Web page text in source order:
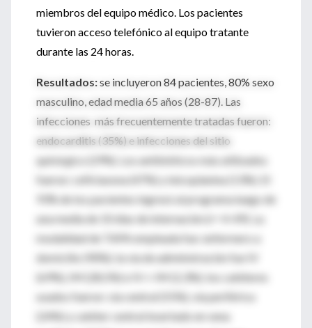
miembros del equipo médico. Los pacientes
tuvieron acceso telefónico al equipo tratante
durante las 24 horas.
Resultados:se incluyeron 84 pacientes, 80% sexo
masculino, edad media 65 años (28-87). Las
infecciones más frecuentemente tratadas fueron:
endocarditis (35%) e infecciones del sitio
quirúrgico (29%). Los antibióticos más utilizados
fueron: ceftriaxona (47%) y teicoplanina (13%). El
93% de los pacientes ingresó al programa luego de
una media de 10 días de internación (r= 4-49). La
modalidad de TAPA empleada fue: enfermero a
domicilio (90%); la vía de administración fue IV
(69%), IM (28,5%) e IV + IM (2,3%); los catéteres
usados fueron: vía central (55%), vía periférica
(24%) y catéter central insertado en vena